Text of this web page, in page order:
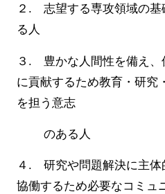
２. 志望する専攻領域の基
る人
３. 豊かな人間性を備え、
に貢献するため教育・研究
を担う意志
のある人
４. 研究や問題解決に主体
協働するため必要なコミュ